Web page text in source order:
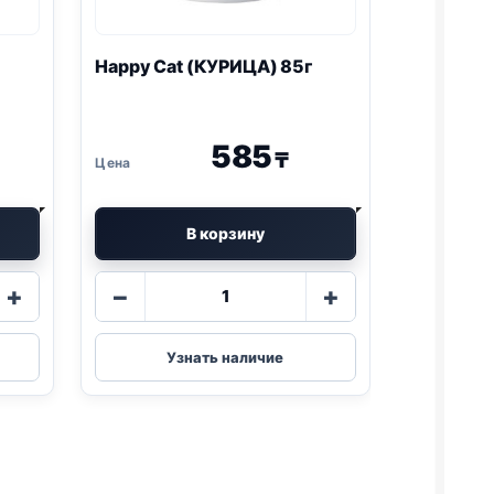
+
Happy Cat (КУРИЦА) 85г
585₸
В корзину
−
товара
Happy
Cat
85г
+
Узнать наличие